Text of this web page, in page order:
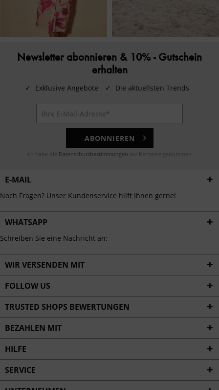
Newsletter abonnieren & 10% - Gutschein
erhalten
✓ Exklusive Angebote ✓ Die aktuellsten Trends
ABONNIEREN
Ich habe die Datenschutzbestimmungen zur Kenntnis genommen.
E-MAIL
Noch Fragen? Unser Kundenservice hilft Ihnen gerne!
WHATSAPP
Schreiben Sie eine Nachricht an:
WIR VERSENDEN MIT
FOLLOW US
TRUSTED SHOPS BEWERTUNGEN
BEZAHLEN MIT
HILFE
SERVICE